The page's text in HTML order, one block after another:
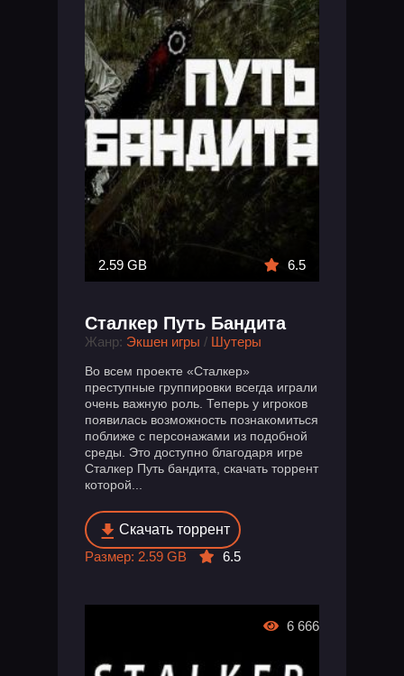
2.59 GB 6.5
Сталкер Путь Бандита
Жанр: Экшен игры / Шутеры
Во всем проекте «Сталкер»
преступные группировки всегда играли
очень важную роль. Теперь у игроков
появилась возможность познакомиться
поближе с персонажами из подобной
среды. Это доступно благодаря игре
Сталкер Путь бандита, скачать торрент
которой...
Скачать торрент
Размер: 2.59 GB
6.5
6 666